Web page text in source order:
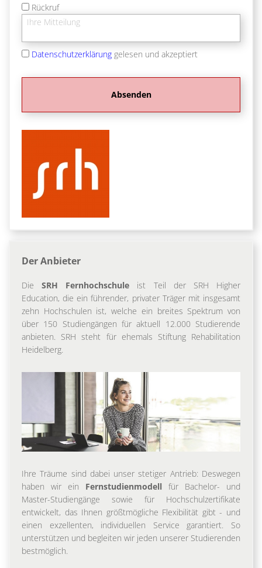
Rückruf
Datenschutzerklärung gelesen und akzeptiert
Der Anbieter
Die SRH Fernhochschule ist Teil der SRH Higher
Education, die ein führender, privater Träger mit insgesamt
zehn Hochschulen ist, welche ein breites Spektrum von
über 150 Studiengängen für aktuell 12.000 Studierende
anbieten. SRH steht für ehemals Stiftung Rehabilitation
Heidelberg.
Ihre Träume sind dabei unser stetiger Antrieb: Deswegen
haben wir ein Fernstudienmodell für Bachelor- und
Master-Studiengänge sowie für Hochschulzertifikate
entwickelt, das Ihnen größtmögliche Flexibilität gibt - und
einen exzellenten, individuellen Service garantiert. So
unterstützen und begleiten wir jeden unserer Studierenden
bestmöglich.